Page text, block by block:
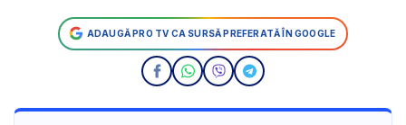
ADAUGĂ PRO TV CA SURSĂ PREFERATĂ ÎN GOOGLE